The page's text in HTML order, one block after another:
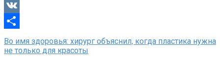
Telegram
VK
Отправить
Во имя здоровья: хирург объяснил, когда пластика нужна
не только для красоты